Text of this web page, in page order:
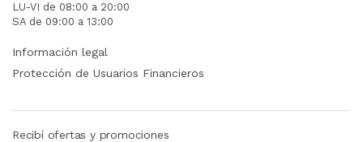
LU-VI de 08:00 a 20:00
SA de 09:00 a 13:00
Información legal
Protección de Usuarios Financieros
Recibí ofertas y promociones